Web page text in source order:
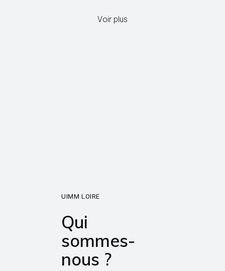
Voir plus
UIMM LOIRE
Qui
sommes-
nous ?